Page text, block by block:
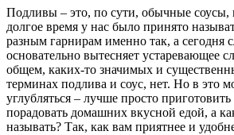
Подливы – это, по сути, обычные соусы,
долгое время у нас было принято
разным гарнирам именно так, а сегодня
основательно вытесняет устаревающее
общем, каких-то значимых и
терминах подлива и соус, нет. Но в это
углубляться – лучше просто
порадовать домашних вкусной едой, а
называть? Так, как вам приятнее и